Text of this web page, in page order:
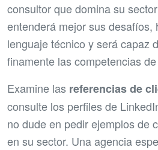
consultor que domina su
entenderá mejor sus desafíos,
lenguaje técnico y será capaz
finamente las competencias
Examine las referencias de
consulte los perfiles de
no dude en pedir ejemplos de
en su sector. Una agencia